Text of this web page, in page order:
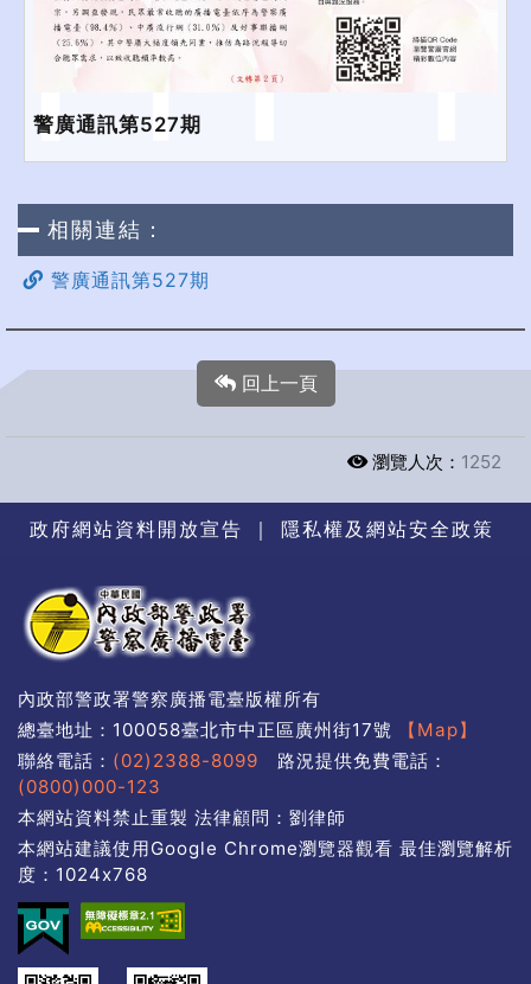
警廣通訊第527期
相關連結：
警廣通訊第527期
回上一頁
瀏覽人次： 1252
政府網站資料開放宣告 ｜ 隱私權及網站安全政策
內政部警政署警察廣播電臺版權所有
總臺地址：100058臺北市中正區廣州街17號
【Map】
聯絡電話： (02)2388-8099 路況提供免費電話：
(0800)000-123
本網站資料禁止重製 法律顧問：劉律師
本網站建議使用Google Chrome瀏覽器觀看 最佳瀏覽解析
度：1024x768